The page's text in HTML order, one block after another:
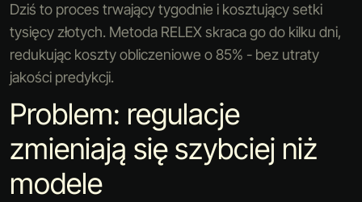
Dziś to proces trwający tygodnie i kosztujący setki
tysięcy złotych. Metoda RELEX skraca go do kilku dni,
redukując koszty obliczeniowe o 85% - bez utraty
jakości predykcji.
Problem: regulacje
zmieniają się szybciej niż
modele